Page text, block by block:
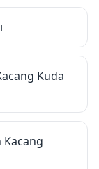
Kuda
Kacang